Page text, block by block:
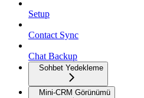
Setup
Contact Sync
Chat Backup
Sohbet Yedekleme
Mini-CRM Görünümü